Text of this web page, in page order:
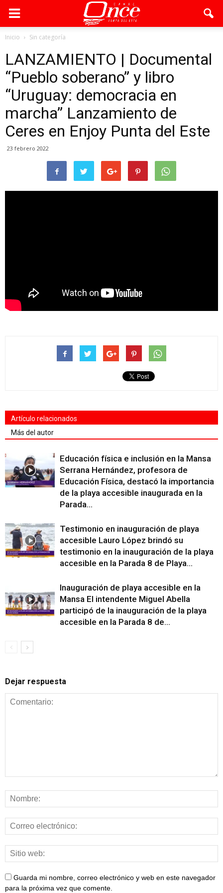
Inicio Sin categoría
LANZAMIENTO | Documental
“Pueblo soberano” y libro
“Uruguay: democracia en
marcha” Lanzamiento de
Ceres en Enjoy Punta del Este
23 febrero 2022
Artículo relacionados
Más del autor
Educación física e inclusión en la Mansa
Serrana Hernández, profesora de
Educación Física, destacó la importancia
de la playa accesible inaugurada en la
Parada...
Testimonio en inauguración de playa
accesible Lauro López brindó su
testimonio en la inauguración de la playa
accesible en la Parada 8 de Playa...
Inauguración de playa accesible en la
Mansa El intendente Miguel Abella
participó de la inauguración de la playa
accesible en la Parada 8 de...
Dejar respuesta
Guarda mi nombre, correo electrónico y web en este navegador
para la próxima vez que comente.